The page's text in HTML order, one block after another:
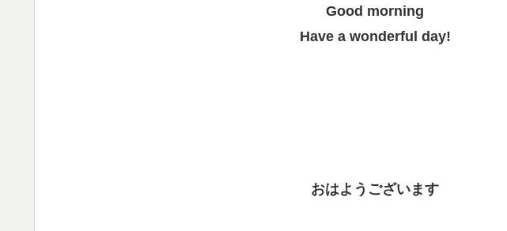
Good morning
Have a wonderful day!
おはようございます